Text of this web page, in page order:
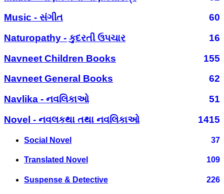
Music - સંગીત
60
Naturopathy - કુદરતી ઉપચાર
16
Navneet Children Books
155
Navneet General Books
62
Navlika - નવલિકાઓ
51
Novel - નવલકથા તથા નવલિકાઓ
1415
Social Novel 37
Translated Novel 109
Suspense & Detective 226